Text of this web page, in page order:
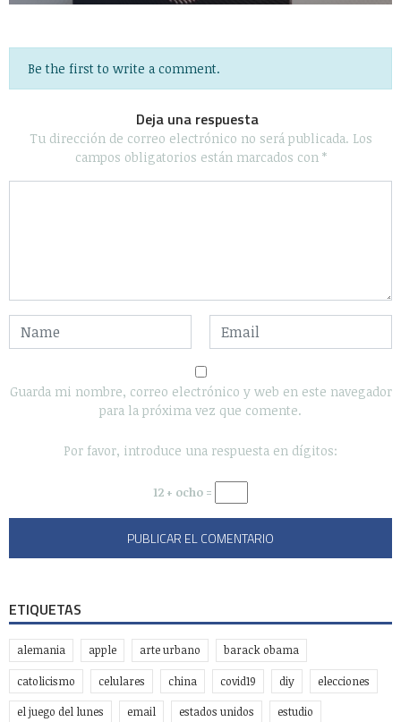
Be the first to write a comment.
Deja una respuesta
Tu dirección de correo electrónico no será publicada. Los
campos obligatorios están marcados con *
Guarda mi nombre, correo electrónico y web en este navegador
para la próxima vez que comente.
Por favor, introduce una respuesta en dígitos:
12 + ocho =
ETIQUETAS
alemania apple arte urbano barack obama
catolicismo celulares china covid19 diy elecciones
el juego del lunes email estados unidos estudio